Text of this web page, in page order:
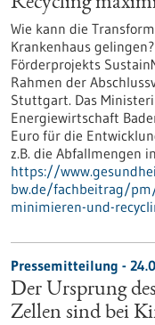
Wie kann die
Krankenhaus
Förderprojekts
Rahmen der
Stuttgart. Das
Energiewirtschaft
Euro für die
z.B. die Abfallmengen
https://
bw.de/fachbeitrag/
minimieren-und-
Pressemitteilung -
Der Ursprung
Zellen sind bei